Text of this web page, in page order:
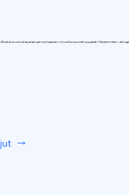
untuk layanan penyimpanan cloud korporatnya pada 1 September,